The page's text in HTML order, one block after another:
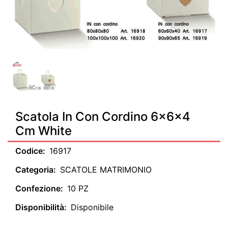
Scatola In Con Cordino 6x6x4
Cm White
Codice: 16917
Categoria: SCATOLE MATRIMONIO
Confezione: 10 PZ
Disponibilità: Disponibile